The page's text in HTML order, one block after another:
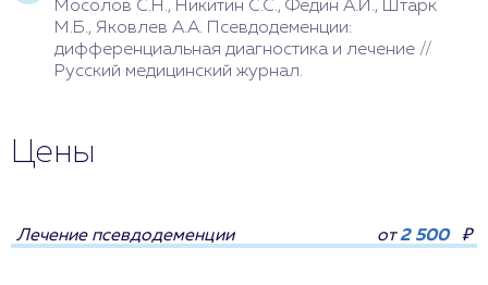
Мосолов С.Н., Никитин С.С., Федин А.И., Штарк
М.Б., Яковлев А.А. Псевдодеменции:
дифференциальная диагностика и лечение //
Русский медицинский журнал.
Цены
Лечение псевдодеменции от2 500 ₽